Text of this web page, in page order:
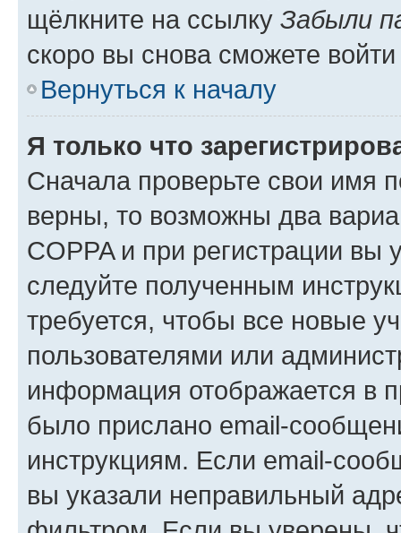
щёлкните на ссылку Забыли
скоро вы снова сможете
Вернуться к началу
Я только что
Сначала проверьте свои имя
верны, то возможны два
COPPA и при регистрации вы
следуйте полученным
требуется, чтобы все новые
пользователями или
информация отображается в
было прислано email-
инструкциям. Если email-
вы указали неправильный